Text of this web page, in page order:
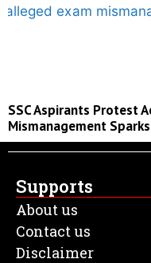
SSC Aspirants Protest
Mismanagement
Supports
About us
Contact us
Disclaimer